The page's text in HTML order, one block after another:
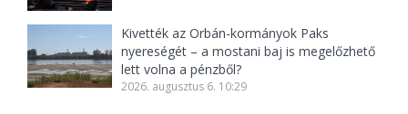
Kivették az Orbán-kormányok Paks
nyereségét – a mostani baj is megelőzhető
lett volna a pénzből?
2026. augusztus 6. 10:29